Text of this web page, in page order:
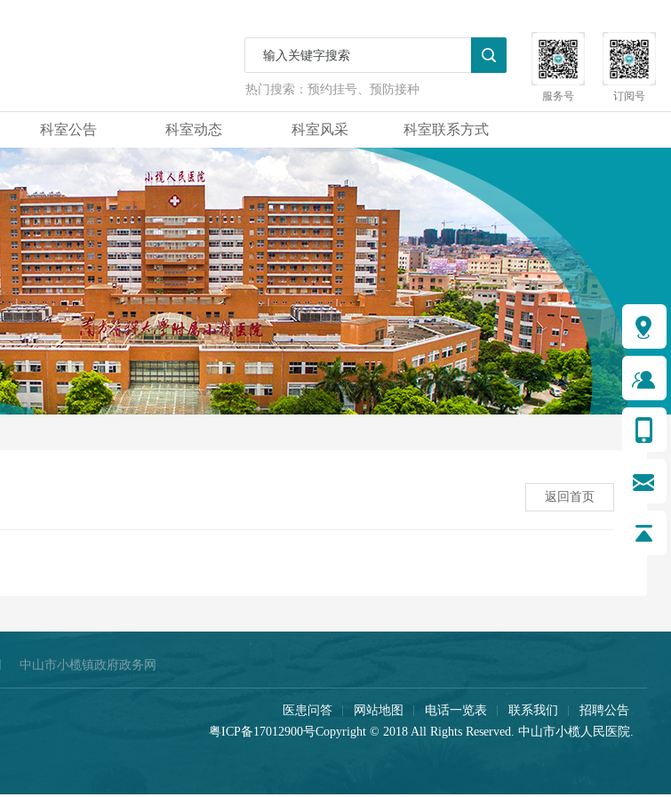
热门搜索：预约挂号、预防接种 服务号 订阅号
科室公告 科室动态 科室风采 科室联系方式
返回首页
中山市小榄镇政府政务网
医患问答 网站地图 电话一览表 联系我们
招聘公告
粤ICP备17012900号Copyright © 2018 All Rights Reserved. 中山市小榄人民医院.